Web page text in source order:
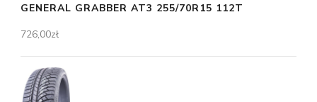
GENERAL GRABBER AT3 255/70R15 112T
726,00zł